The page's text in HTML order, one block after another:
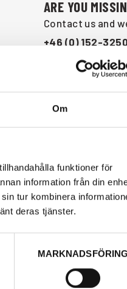
Om
funktioner för
information från din
tur kombinera
deras tjänster.
MARKNADSFÖRING
ARE YOU
Contact us and
+46 (0) 152-
excl.